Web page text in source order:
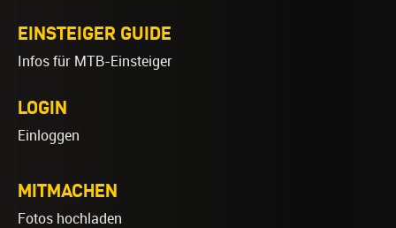
EINSTEIGER GUIDE
Infos für MTB-Einsteiger
LOGIN
Einloggen
MITMACHEN
Fotos hochladen